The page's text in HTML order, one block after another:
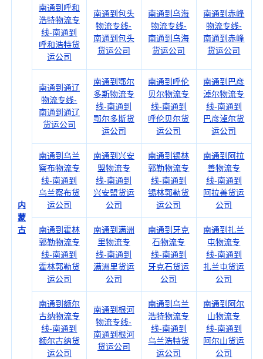
内
蒙
古
南通到呼和
浩特物流专
线-南通到
呼和浩特货
运公司
南通到包头
物流专线-
南通到包头
货运公司
南通到乌海
物流专线-
南通到乌海
货运公司
南通到赤峰
物流专线-
南通到赤峰
货运公司
南通到通辽
物流专线-
南通到通辽
货运公司
南通到鄂尔
多斯物流专
线-南通到
鄂尔多斯货
运公司
南通到呼伦
贝尔物流专
线-南通到
呼伦贝尔货
运公司
南通到巴彦
淖尔物流专
线-南通到
巴彦淖尔货
运公司
南通到乌兰
察布物流专
线-南通到
乌兰察布货
运公司
南通到兴安
盟物流专
线-南通到
兴安盟货运
公司
南通到锡林
郭勒物流专
线-南通到
锡林郭勒货
运公司
南通到阿拉
善物流专
线-南通到
阿拉善货运
公司
南通到霍林
郭勒物流专
线-南通到
霍林郭勒货
运公司
南通到满洲
里物流专
线-南通到
满洲里货运
公司
南通到牙克
石物流专
线-南通到
牙克石货运
公司
南通到扎兰
屯物流专
线-南通到
扎兰屯货运
公司
南通到额尔
古纳物流专
线-南通到
额尔古纳货
运公司
南通到根河
物流专线-
南通到根河
货运公司
南通到乌兰
浩特物流专
线-南通到
乌兰浩特货
运公司
南通到阿尔
山物流专
线-南通到
阿尔山货运
公司